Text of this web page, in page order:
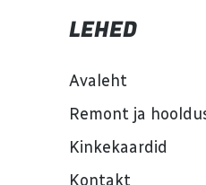
LEHED
Avaleht
Remont ja
Kinkekaardid
Kontakt